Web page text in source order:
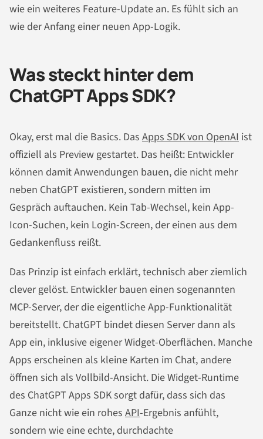
wie ein weiteres Feature-Update an. Es fühlt sich an
wie der Anfang einer neuen App-Logik.
Was steckt hinter dem
ChatGPT Apps SDK?
Okay, erst mal die Basics. Das Apps SDK von OpenAI ist
offiziell als Preview gestartet. Das heißt: Entwickler
können damit Anwendungen bauen, die nicht mehr
neben ChatGPT existieren, sondern mitten im
Gespräch auftauchen. Kein Tab-Wechsel, kein App-
Icon-Suchen, kein Login-Screen, der einen aus dem
Gedankenfluss reißt.
Das Prinzip ist einfach erklärt, technisch aber ziemlich
clever gelöst. Entwickler bauen einen sogenannten
MCP-Server, der die eigentliche App-Funktionalität
bereitstellt. ChatGPT bindet diesen Server dann als
App ein, inklusive eigener Widget-Oberflächen. Manche
Apps erscheinen als kleine Karten im Chat, andere
öffnen sich als Vollbild-Ansicht. Die Widget-Runtime
des ChatGPT Apps SDK sorgt dafür, dass sich das
Ganze nicht wie ein rohes API-Ergebnis anfühlt,
sondern wie eine echte, durchdachte